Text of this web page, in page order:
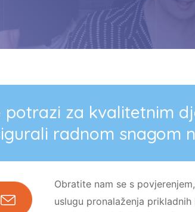
potrazi za kvalitetnim
radnom snagom
Obratite nam se s
uslugu pronalaženja